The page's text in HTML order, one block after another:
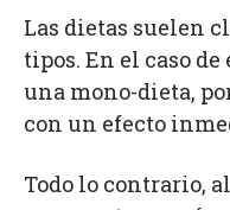
Las dietas suelen
tipos. En el caso
una mono-dieta,
con un efecto
Todo lo contrario,